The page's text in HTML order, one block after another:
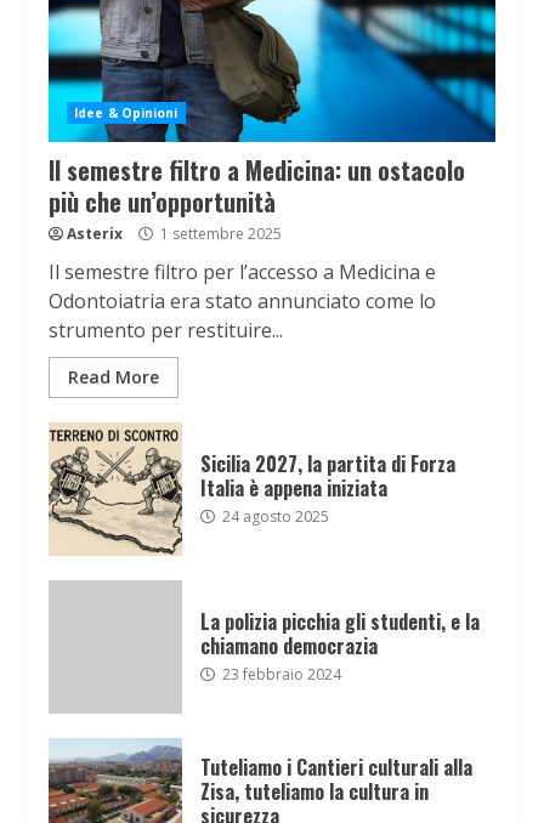
Idee & Opinioni
Il semestre filtro a Medicina: un ostacolo
più che un’opportunità
Asterix 1 settembre 2025
Il semestre filtro per l’accesso a Medicina e
Odontoiatria era stato annunciato come lo
strumento per restituire...
Read More
Sicilia 2027, la partita di Forza
Italia è appena iniziata
24 agosto 2025
La polizia picchia gli studenti, e la
chiamano democrazia
23 febbraio 2024
Tuteliamo i Cantieri culturali alla
Zisa, tuteliamo la cultura in
sicurezza